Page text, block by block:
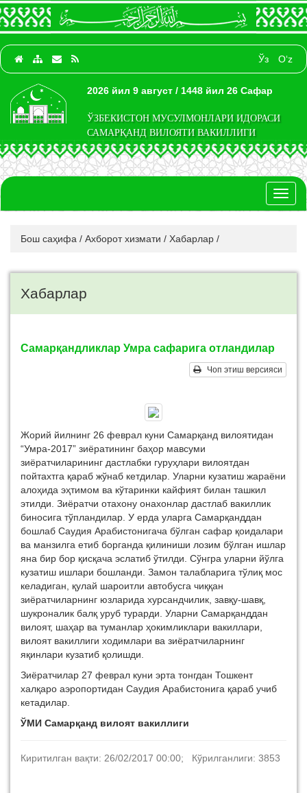
Ўз O‘z
2026 йил 9 август / 1448 йил 26 Сафар
ЎЗБЕКИСТОН МУСУЛМОНЛАРИ ИДОРАСИ
САМАРҚАНД ВИЛОЯТИ ВАКИЛЛИГИ
Бош саҳифа / Ахборот хизмати / Хабарлар /
Хабарлар
Самарқандликлар Умра сафарига отландилар
Чоп этиш версияси
Жорий йилнинг 26 феврал куни Самарқанд вилоятидан
“Умра-2017” зиёратининг баҳор мавсуми
зиёратчиларининг дастлабки гуруҳлари вилоятдан
пойтахтга қараб жўнаб кетдилар. Уларни кузатиш жараёни
алоҳида эҳтимом ва кўтаринки кайфият билан ташкил
этилди. Зиёратчи отахону онахонлар дастлаб вакиллик
биносига тўпландилар. У ерда уларга Самарқанддан
бошлаб Саудия Арабистонигача бўлган сафар қоидалари
ва манзилга етиб борганда қилиниши лозим бўлган ишлар
яна бир бор қисқача эслатиб ўтилди. Сўнгра уларни йўлга
кузатиш ишлари бошланди. Замон талабларига тўлиқ мос
келадиган, қулай шароитли автобусга чиққан
зиёратчиларнинг юзларида хурсандчилик, завқу-шавқ,
шукроналик балқ уруб турарди. Уларни Самарқанддан
вилоят, шаҳар ва туманлар ҳокимликлари вакиллари,
вилоят вакиллиги ходимлари ва зиёратчиларнинг
яқинлари кузатиб қолишди.
Зиёратчилар 27 феврал куни эрта тонгдан Тошкент
халқаро аэропортидан Саудия Арабистонига қараб учиб
кетадилар.
ЎМИ Самарқанд вилоят вакиллиги
Киритилган вақти: 26/02/2017 00:00; Кўрилганлиги: 3853